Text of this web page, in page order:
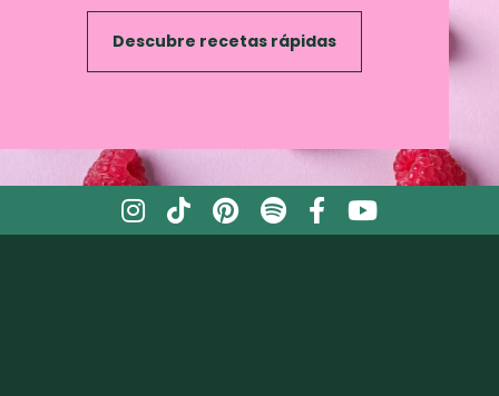
Descubre recetas rápidas